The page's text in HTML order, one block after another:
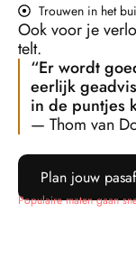
Trouwen in het
Ook voor je
telt.
“Er wordt
eerlijk
in de puntjes
— Thom van
Plan jouw
Populaire maten gaan